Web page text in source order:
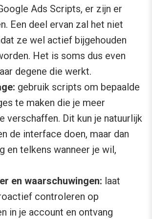
Ads Scripts, er zijn er
Een deel ervan zal het niet
ze wel actief bijgehouden
Het is soms dus even
degene die werkt.
gebruik scripts om bepaalde
te maken die je meer
verschaffen. Dit kun je natuurlijk
de interface doen, maar dan
en telkens wanneer je wil,
en waarschuwingen: laat
controleren op
in je account en ontvang